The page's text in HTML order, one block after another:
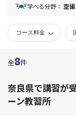
学べる分野： 空撮
コース料金
全8件
奈良県で講習が
ーン教習所